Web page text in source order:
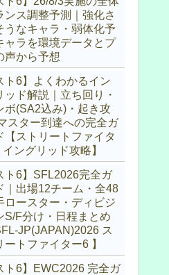
ンス調整予測｜強化さ
うなキャラ・弱体化予
ャラを環境データとプ
声から予想
ト6】よくわかるイン
ッド解説｜立ち回り・
ボ(SA2込み)・起き攻
スター到達への完全ガ
【ストリートファイタ
イングリッド攻略】
ト6】SFL2026完全ガ
｜出場12チーム・全48
ロースター・ディビジ
S/F分け・日程まとめ
JP(JAPAN)2026 ス
ートファイター6 】
ト6】EWC2026 完全ガ